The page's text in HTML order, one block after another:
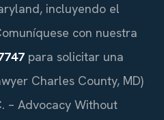
incluyendo el
con nuestra
para solicitar una
Charles County, MD)
– Advocacy Without